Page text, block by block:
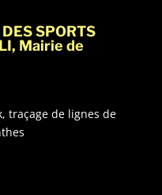
SPORTS
Mairie de
traçage de lignes de